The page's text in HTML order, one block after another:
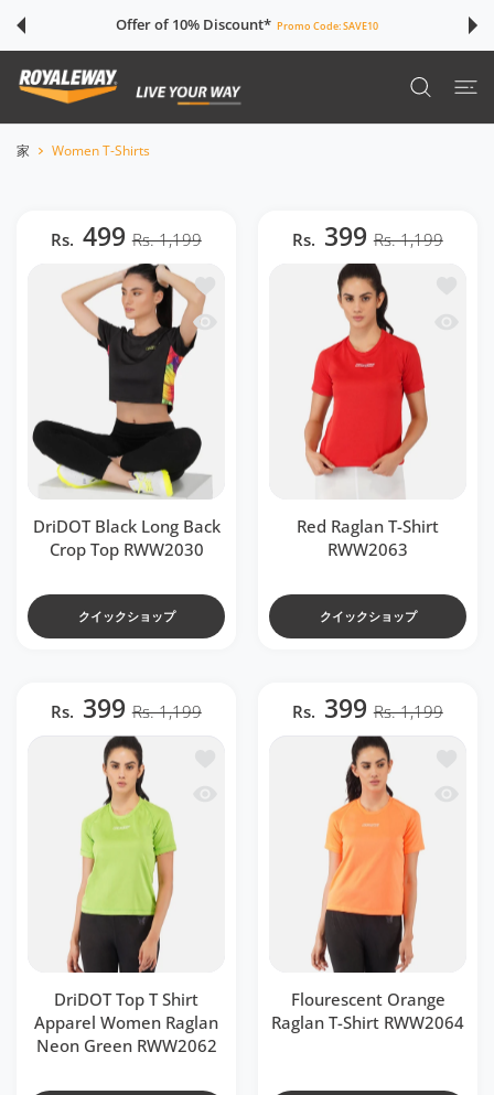
に進む Offer of 10% Discount* Promo Code:SAVE10
家 Women T-Shirts
Rs. 499 Rs. 1,199
ほしい物リストに追加する DriDOT
クイックビュー DriDOT Black Long
DriDOT Black Long Back
Crop Top RWW2030
クイックショップ
Rs. 399 Rs. 1,199
Red Raglan T-Shirt
RWW2063
クイックショップ
Rs. 399 Rs. 1,199
ほしい物リストに追加する DriDOT
クイックビュー DriDOT Top T Shirt
DriDOT Top T Shirt
Apparel Women Raglan
Neon Green RWW2062
Rs. 399 Rs. 1,199
Flourescent Orange
Raglan T-Shirt RWW2064